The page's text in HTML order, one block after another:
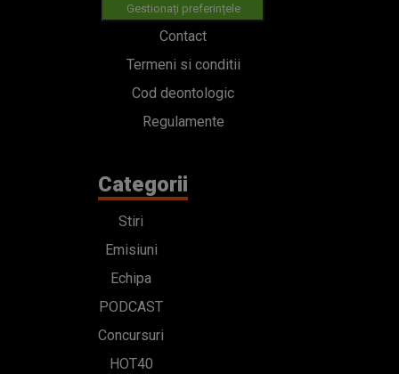
Gestionați preferințele
Contact
Termeni si conditii
Cod deontologic
Regulamente
Categorii
Stiri
Emisiuni
Echipa
PODCAST
Concursuri
HOT40